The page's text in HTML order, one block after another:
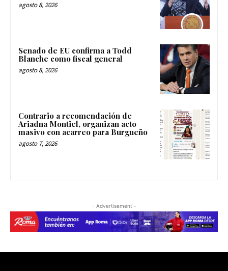
agosto 8, 2026
Senado de EU confirma a Todd
Blanche como fiscal general
agosto 8, 2026
Contrario a recomendación de
Ariadna Montiel, organizan acto
masivo con acarreo para Burgueño
agosto 7, 2026
- Advertisement -